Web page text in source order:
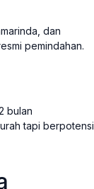
dan
pemindahan.
bulan
tapi berpotensi